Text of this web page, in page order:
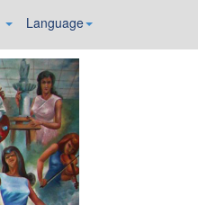
Language